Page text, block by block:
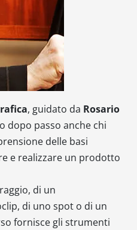
, guidato da Rosario
dopo passo anche chi
delle basi
e realizzare un prodotto
di un
di uno spot o di un
fornisce gli strumenti